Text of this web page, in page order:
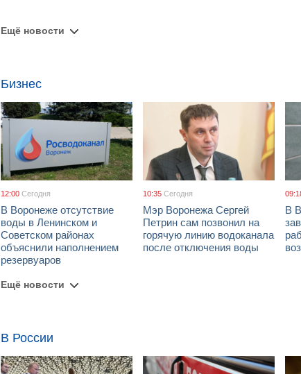
Ещё новости
Бизнес
12:00 Сегодня
В Воронеже отсутствие
воды в Ленинском и
Советском районах
объяснили наполнением
резервуаров
10:35 Сегодня
Мэр Воронежа Сергей
Петрин сам позвонил на
горячую линию водоканала
после отключения воды
В
Ещё новости
В России